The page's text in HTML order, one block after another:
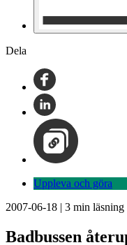
Dela
Uppleva och göra
2007-06-18 | 3 min läsning
Badbussen